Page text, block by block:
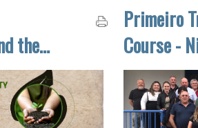
about 130,000
565
region of
Intermunicipal
De 24 a 27 de abril